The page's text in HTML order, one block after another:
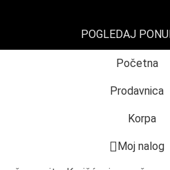
POGLEDAJ
Početna
Prodavnica
Korpa
Moj nalog